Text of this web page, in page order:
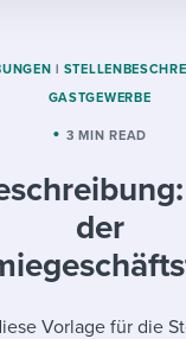
Topics
I NEED HELP WITH...
Templates &
I’m a jobseeker
|
GASTGEWERBE
3 MIN READ
der
Vorlage für die